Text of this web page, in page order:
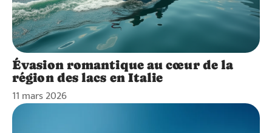
Évasion romantique au cœur de la
région des lacs en Italie
11 mars 2026